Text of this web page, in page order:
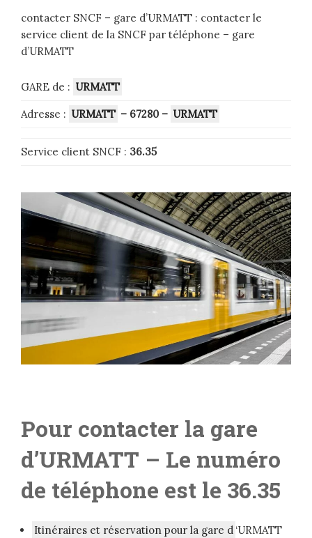
contacter SNCF – gare d’URMATT : contacter le
service client de la SNCF par téléphone – gare
d’URMATT
GARE de : URMATT
Adresse : URMATT – 67280 – URMATT
Service client SNCF : 36.35
Pour contacter la gare
d’URMATT – Le numéro
de téléphone est le 36.35
Itinéraires et réservation pour la gare d ‘URMATT